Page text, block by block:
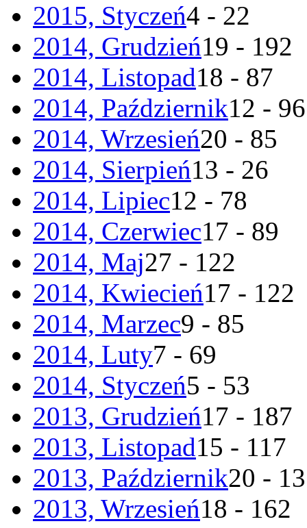
2015, Styczeń4 - 22
2014, Grudzień19 - 192
2014, Listopad18 - 87
2014, Październik12 - 96
2014, Wrzesień20 - 85
2014, Sierpień13 - 26
2014, Lipiec12 - 78
2014, Czerwiec17 - 89
2014, Maj27 - 122
2014, Kwiecień17 - 122
2014, Marzec9 - 85
2014, Luty7 - 69
2014, Styczeń5 - 53
2013, Grudzień17 - 187
2013, Listopad15 - 117
2013, Październik20 -
2013, Wrzesień18 - 162